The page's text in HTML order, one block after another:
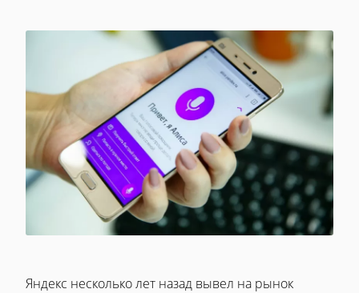
Яндекс несколько лет назад вывел на рынок